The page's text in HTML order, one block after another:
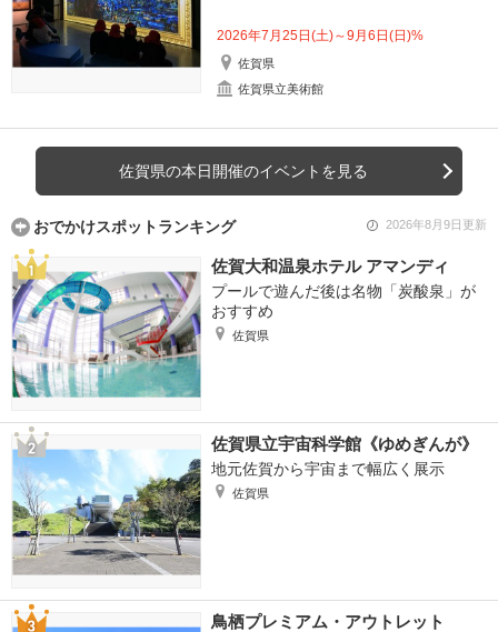
2026年7月25日(土)～9月6日(日)%
佐賀県
佐賀県立美術館
佐賀県の本日開催のイベントを見る
おでかけスポットランキング 2026年8月9日更新
佐賀大和温泉ホテル アマンディ
プールで遊んだ後は名物「炭酸泉」が
おすすめ
佐賀県
佐賀県立宇宙科学館《ゆめぎんが》
地元佐賀から宇宙まで幅広く展示
佐賀県
鳥栖プレミアム・アウトレット